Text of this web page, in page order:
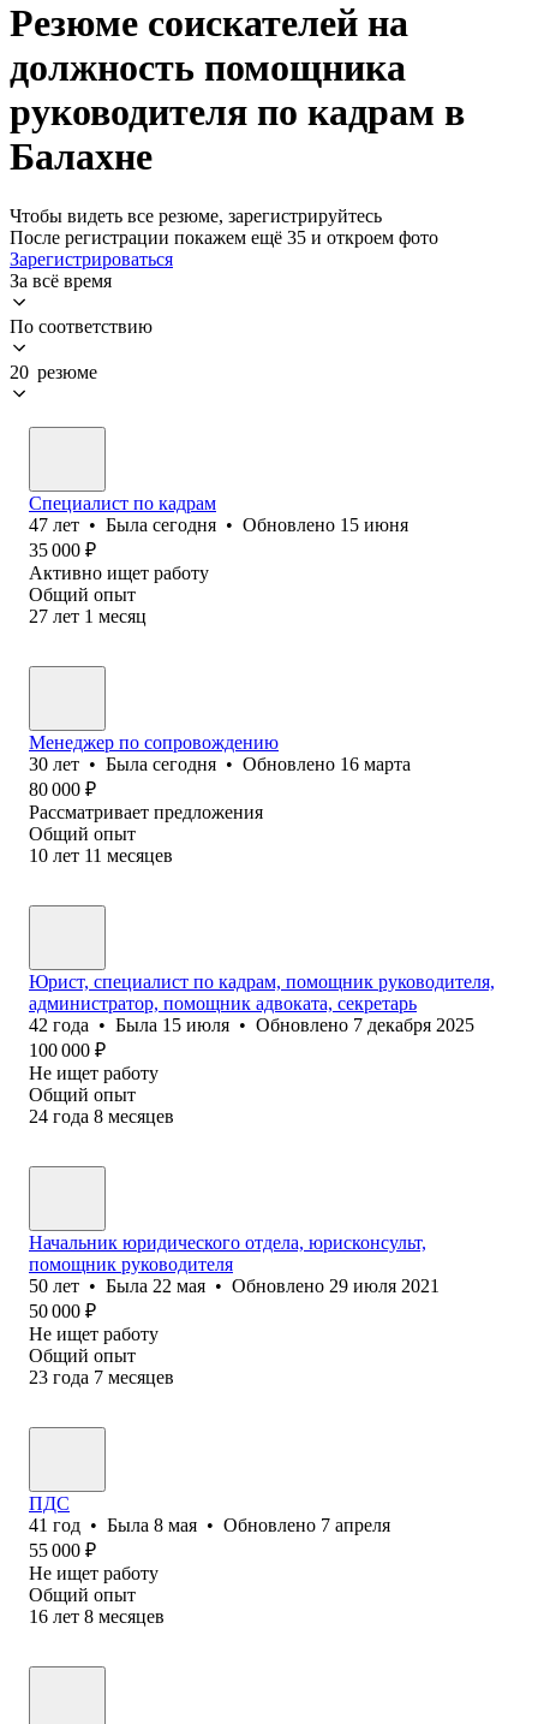
Резюме соискателей на
должность помощника
руководителя по кадрам в
Балахне
Чтобы видеть все резюме, зарегистрируйтесь
После регистрации покажем ещё 35 и откроем фото
Зарегистрироваться
За всё время
По соответствию
20 резюме
Специалист по кадрам
47 лет • Была сегодня • Обновлено 15 июня
35 000 ₽
Активно ищет работу
Общий опыт
27 лет 1 месяц
Менеджер по сопровождению
30 лет • Была сегодня • Обновлено 16 марта
80 000 ₽
Рассматривает предложения
Общий опыт
10 лет 11 месяцев
Юрист, специалист по кадрам, помощник руководителя,
администратор, помощник адвоката, секретарь
42 года • Была 15 июля • Обновлено 7 декабря 2025
100 000 ₽
Не ищет работу
Общий опыт
24 года 8 месяцев
Начальник юридического отдела, юрисконсульт,
помощник руководителя
50 лет • Была 22 мая • Обновлено 29 июля 2021
50 000 ₽
Не ищет работу
Общий опыт
23 года 7 месяцев
ПДС
41 год • Была 8 мая • Обновлено 7 апреля
55 000 ₽
Не ищет работу
Общий опыт
16 лет 8 месяцев